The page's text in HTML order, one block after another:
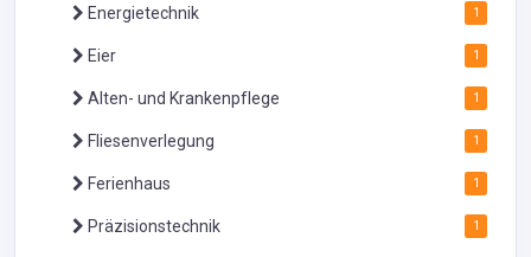
Energietechnik 1
Eier 1
Alten- und Krankenpflege 1
Fliesenverlegung 1
Ferienhaus 1
Präzisionstechnik 1